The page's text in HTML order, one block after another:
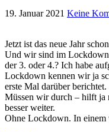
19. Januar 2021 Keine
Jetzt ist das neue Jahr
Und wir sind im
der 3. oder 4.? Ich habe
Lockdown kennen wir ja
erste Mal darüber berichtet.
Müssen wir durch – hilft ja
besser weiter.
Ohne Lockdown. In einem